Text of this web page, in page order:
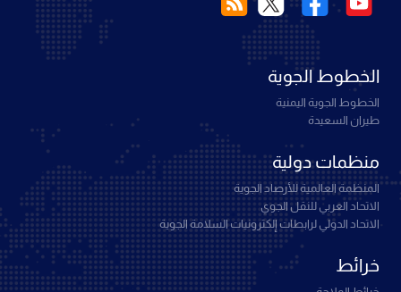
الخطوط الجوية
الخطوط الجوية اليمنية
طيران السعيدة
منظمات دولية
المنظمة العالمية للأرصاد الجوية
الاتحاد العربي للنقل الجوي
الاتحاد الدولي لرابطات إلكترونيات السلامة الجوية
خرائط